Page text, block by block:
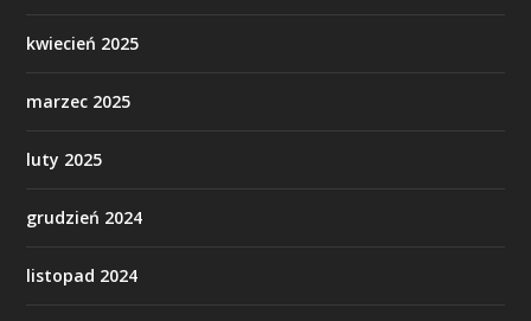
kwiecień 2025
marzec 2025
luty 2025
grudzień 2024
listopad 2024